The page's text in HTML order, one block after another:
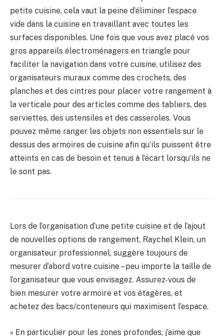
petite cuisine, cela vaut la peine d’éliminer l’espace
vide dans la cuisine en travaillant avec toutes les
surfaces disponibles. Une fois que vous avez placé vos
gros appareils électroménagers en triangle pour
faciliter la navigation dans votre cuisine, utilisez des
organisateurs muraux comme des crochets, des
planches et des cintres pour placer votre rangement à
la verticale pour des articles comme des tabliers, des
serviettes, des ustensiles et des casseroles. Vous
pouvez même ranger les objets non essentiels sur le
dessus des armoires de cuisine afin qu’ils puissent être
atteints en cas de besoin et tenus à l’écart lorsqu’ils ne
le sont pas.
Lors de l’organisation d’une petite cuisine et de l’ajout
de nouvelles options de rangement, Raychel Klein, un
organisateur professionnel, suggère toujours de
mesurer d’abord votre cuisine – peu importe la taille de
l’organisateur que vous envisagez. Assurez-vous de
bien mesurer votre armoire et vos étagères, et
achetez des bacs/conteneurs qui maximisent l’espace.
« En particulier pour les zones profondes, j’aime que